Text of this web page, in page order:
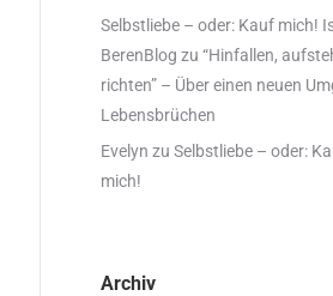
Selbstliebe – oder: Kauf mich!
BerenBlog zu “Hinfallen,
richten” – Über einen neuen
Lebensbrüchen
Evelyn zu Selbstliebe – oder:
mich!
Archiv